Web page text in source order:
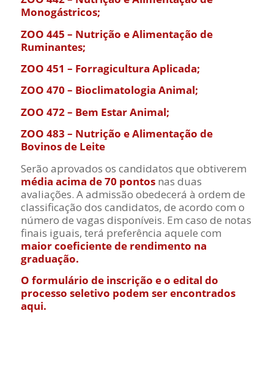
Monogástricos;
ZOO 445 – Nutrição e Alimentação de
Ruminantes;
ZOO 451 – Forragicultura Aplicada;
ZOO 470 – Bioclimatologia Animal;
ZOO 472 – Bem Estar Animal;
ZOO 483 – Nutrição e Alimentação de
Bovinos de Leite
Serão aprovados os candidatos que obtiverem
média acima de 70 pontos nas duas
avaliações. A admissão obedecerá à ordem de
classificação dos candidatos, de acordo com o
número de vagas disponíveis. Em caso de notas
finais iguais, terá preferência aquele com
maior coeficiente de rendimento na
graduação.
O formulário de inscrição e o edital do
processo seletivo podem ser encontrados
aqui.